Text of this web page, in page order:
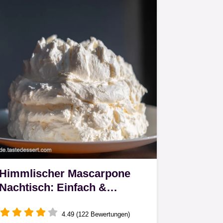
Mascarpone
Einfach &
4.49 (122 Bewertungen)